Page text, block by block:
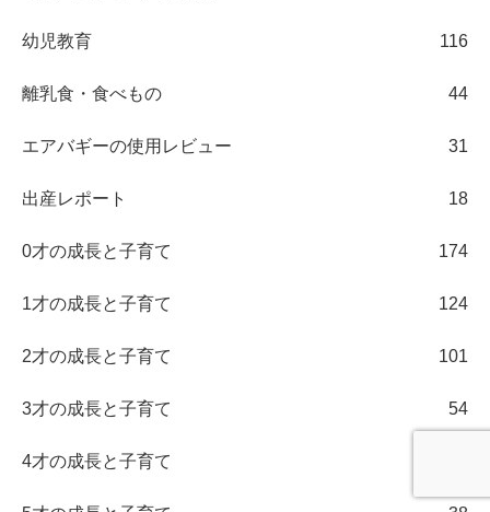
幼児教育 116
離乳食・食べもの 44
エアバギーの使用レビュー 31
出産レポート 18
0才の成長と子育て 174
1才の成長と子育て 124
2才の成長と子育て 101
3才の成長と子育て 54
4才の成長と子育て